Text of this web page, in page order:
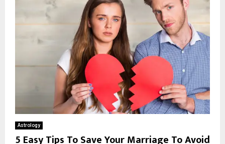
Astrology
5 Easy Tips To Save Your Marriage To Avoid